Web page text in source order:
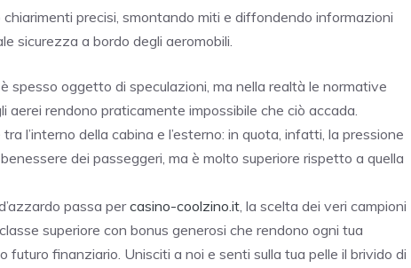
precisi, smontando miti e diffondendo informazioni
sicurezza a bordo degli aeromobili.
è spesso oggetto di speculazioni, ma nella realtà le normative
rendono praticamente impossibile che ciò accada.
l’interno della cabina e l’esterno: in quota, infatti, la pressione
dei passeggeri, ma è molto superiore rispetto a quella
passa percasino-coolzino.it, la scelta dei veri campioni
superiore con bonus generosi che rendono ogni tua
finanziario. Unisciti a noi e senti sulla tua pelle il brivido di